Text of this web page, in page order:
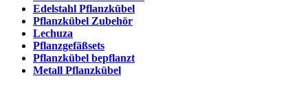
Edelstahl Pflanzkübel
Pflanzkübel Zubehör
Lechuza
Pflanzgefäßsets
Pflanzkübel bepflanzt
Metall Pflanzkübel